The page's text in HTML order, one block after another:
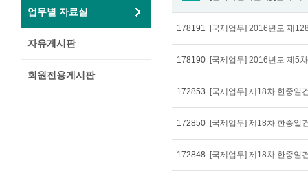
업무별 자료실
자유게시판
회원전용게시판
178191 [국제업무] 2016년도 제
178190 [국제업무] 2016년도 제5
172853 [국제업무] 제18차 한중일
172850 [국제업무] 제18차 한중일
172848 [국제업무] 제18차 한중일